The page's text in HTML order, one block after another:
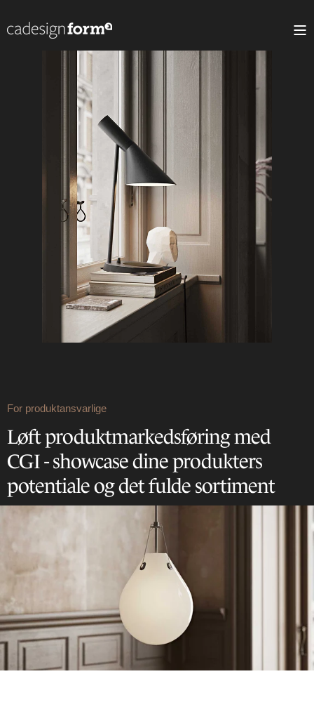
For produktansvarlige
Løft produktmarkedsføring med
CGI - showcase dine produkters
potentiale og det fulde sortiment